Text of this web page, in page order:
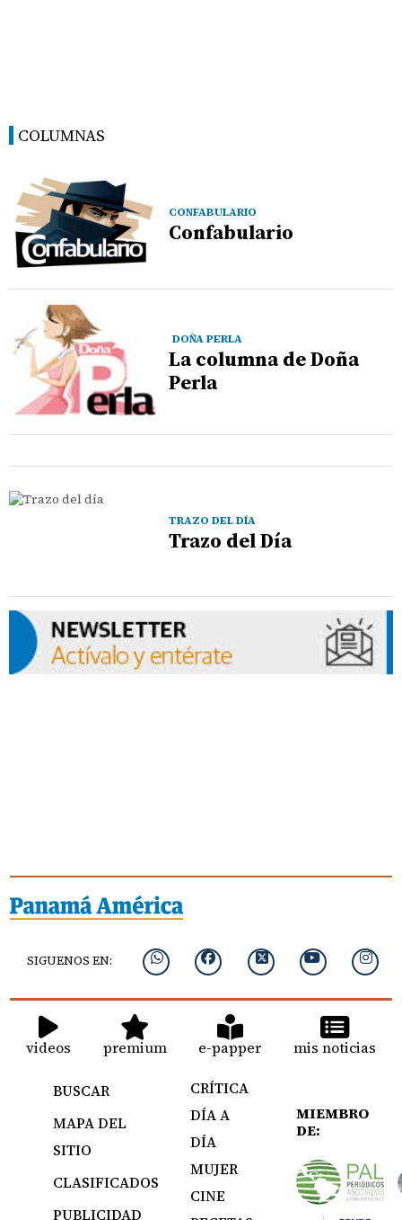
COLUMNAS
CONFABULARIO
Confabulario
DOÑA PERLA
La columna de Doña
Perla
TRAZO DEL DÍA
Trazo del Día
SIGUENOS EN:
videos premium e-papper mis noticias
BUSCAR
MAPA DEL
SITIO
CLASIFICADOS
PUBLICIDAD
CRÍTICA
DÍA A
DÍA
MUJER
CINE
MIEMBRO
DE: